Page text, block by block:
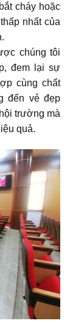
cháy hoặc
nhất của
chúng tôi
đem lại sự
cùng chất
đến vẻ đẹp
trường mà
quả.